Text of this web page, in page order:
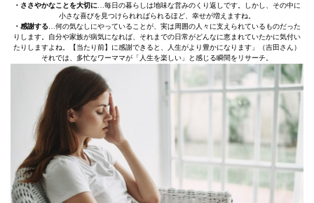
・ささやかなことを大切に…毎日の暮らしは地味な営みのくり返しです。しかし、その中に
小さな喜びを見つけられればられるほど、幸せが増えますね。
・感謝する…何の気なしにやっていることが、実は周囲の人々に支えられているものだった
りします。自分や家族が病気になれば、それまでの日常がどんなに恵まれていたかに気付い
たりしますよね。【当たり前】に感謝できると、人生がより豊かになります」（吉田さん）
それでは、多忙なワーママが「人生を楽しい」と感じる瞬間をリサーチ。